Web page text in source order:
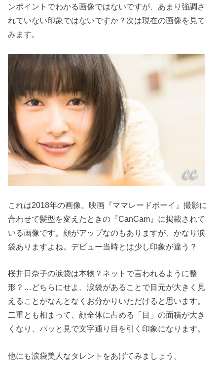
ンポイントでわかる画像ではないですが、あまり強調さ
れていない印象ではないですか？次は現在の画像を見て
みます。
これは2018年の画像。映画『ママレードボーイ』撮影に
合わせて髪型を変えたときの『CanCam』に掲載されて
いる画像です。顔がアップなのもありますが、かなり涙
袋ありますよね。デビュー当時とは少し印象が違う？
桜井日奈子の涙袋は本物？ネットで言われるように整
形？…どちらにせよ、涙袋があることで目元が大きく見
えることがなんとなくお分かりいただけると思います。
二重とも相まって、顔全体に占める「目」の面積が大き
くなり、パッと見で文字通り目を引く印象になります。
他にも涙袋美人なタレントをあげてみましょう。